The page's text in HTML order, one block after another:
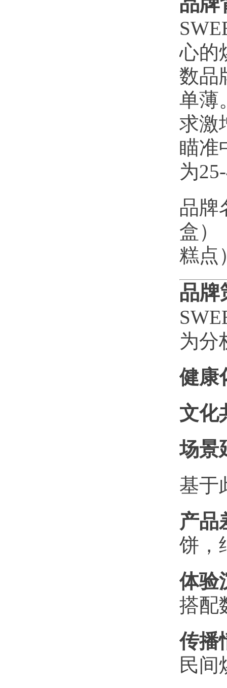
心的
数品
单薄
求激
瞄准
为
品牌
盒）
糕点
品牌
为分
健康
文化
场景
基于
产品
饼，
体验
搭配
传播
民间